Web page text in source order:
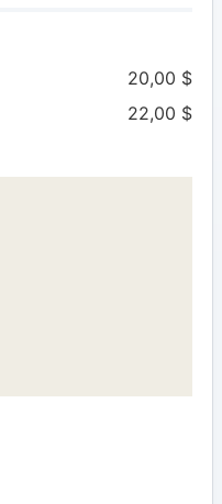
20,00 $
22,00 $